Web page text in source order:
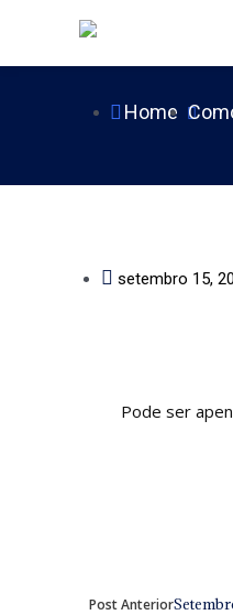
o
Home
setembro 15,
Pode ser
Prev
Post Anterior